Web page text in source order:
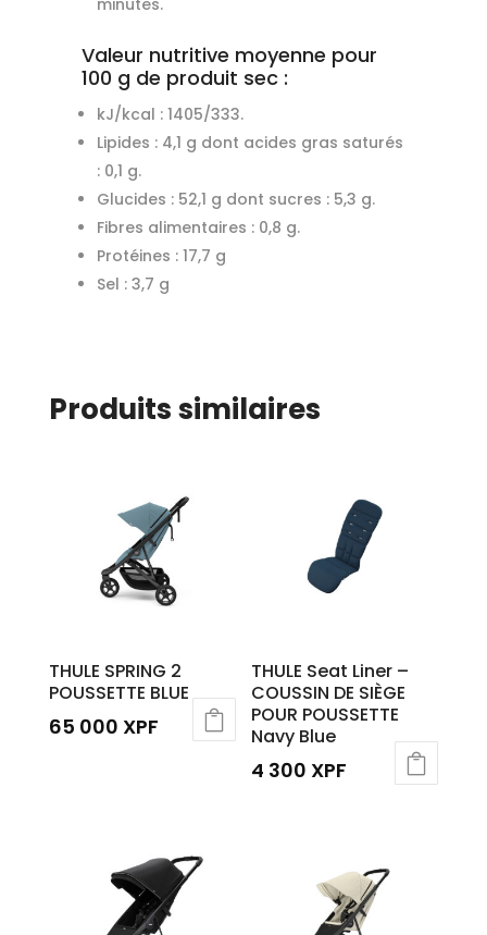
Valeur nutritive moyenne pour
100 g de produit sec :
kJ/kcal : 1405/333.
Lipides : 4,1 g dont acides gras saturés
: 0,1 g.
Glucides : 52,1 g dont sucres : 5,3 g.
Fibres alimentaires : 0,8 g.
Protéines : 17,7 g
Sel : 3,7 g
Produits similaires
THULE SPRING 2
POUSSETTE BLUE
65 000 XPF
THULE Seat Liner –
COUSSIN DE SIÈGE
POUR POUSSETTE
Navy Blue
4 300 XPF